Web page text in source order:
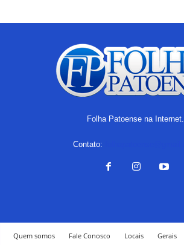
Folha Patoense na Internet.
Contato:
Quem somos Fale Conosco Locais Gerais